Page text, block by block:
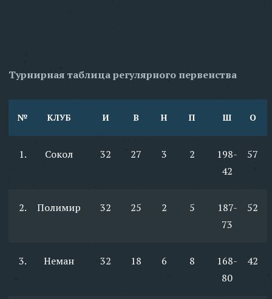
Турнирная таблица регулярного первенства
№ КЛУБ И В Н П Ш О
1. Сокол 32 27 3 2
198-
42
57
2. Полимир 32 25 2 5
187-
73
52
3. Неман 32 18 6 8
168-
80
42